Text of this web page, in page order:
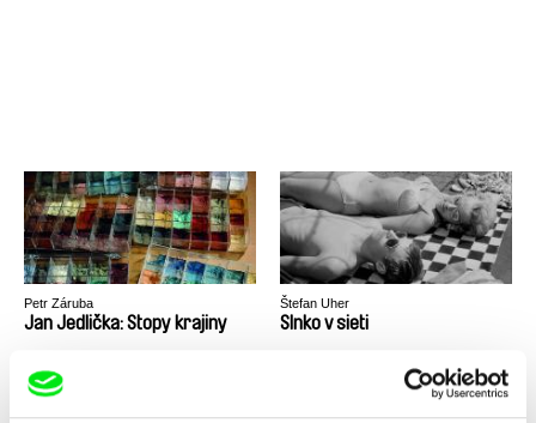
Petr Záruba
Jan Jedlička: Stopy krajiny
Štefan Uher
Slnko v sieti